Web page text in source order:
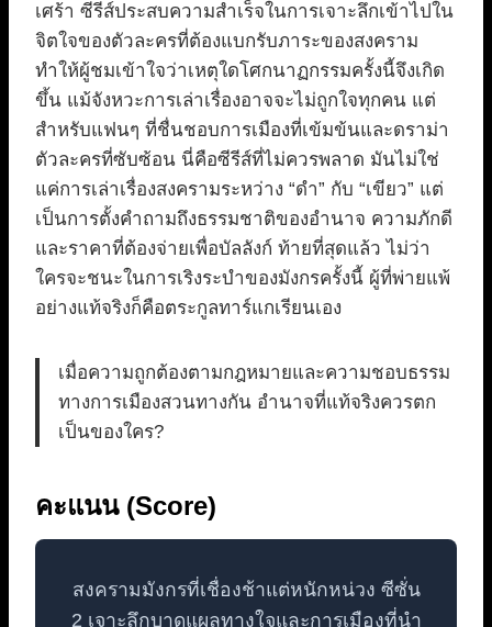
เศร้า ซีรีส์ประสบความสำเร็จในการเจาะลึกเข้าไปใน
จิตใจของตัวละครที่ต้องแบกรับภาระของสงคราม
ทำให้ผู้ชมเข้าใจว่าเหตุใดโศกนาฏกรรมครั้งนี้จึงเกิด
ขึ้น แม้จังหวะการเล่าเรื่องอาจจะไม่ถูกใจทุกคน แต่
สำหรับแฟนๆ ที่ชื่นชอบการเมืองที่เข้มข้นและดราม่า
ตัวละครที่ซับซ้อน นี่คือซีรีส์ที่ไม่ควรพลาด มันไม่ใช่
แค่การเล่าเรื่องสงครามระหว่าง “ดำ” กับ “เขียว” แต่
เป็นการตั้งคำถามถึงธรรมชาติของอำนาจ ความภักดี
และราคาที่ต้องจ่ายเพื่อบัลลังก์ ท้ายที่สุดแล้ว ไม่ว่า
ใครจะชนะในการเริงระบำของมังกรครั้งนี้ ผู้ที่พ่ายแพ้
อย่างแท้จริงก็คือตระกูลทาร์แกเรียนเอง
เมื่อความถูกต้องตามกฎหมายและความชอบธรรม
ทางการเมืองสวนทางกัน อำนาจที่แท้จริงควรตก
เป็นของใคร?
คะแนน (Score)
สงครามมังกรที่เชื่องช้าแต่หนักหน่วง ซีซั่น
2 เจาะลึกบาดแผลทางใจและการเมืองที่นำ